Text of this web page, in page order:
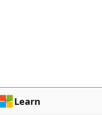
容
Learn